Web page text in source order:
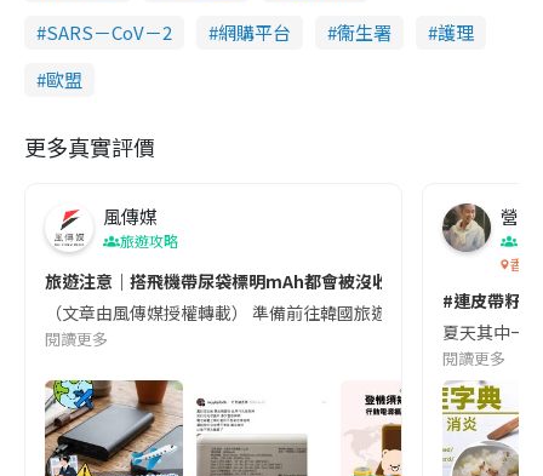
SARS－CoV－2
網購平台 衞生署
護理
歐盟
更多真實評價
風傳媒
旅遊攻略
旅遊注意｜搭飛機帶尿袋標明mAh都會被沒收😱出發前切記檢查
（文章由風傳媒授權轉載） 準備前往韓國旅遊的民眾，近期要
閱讀更多
營養
香港
#連皮帶籽
夏天其中一
閱讀更多